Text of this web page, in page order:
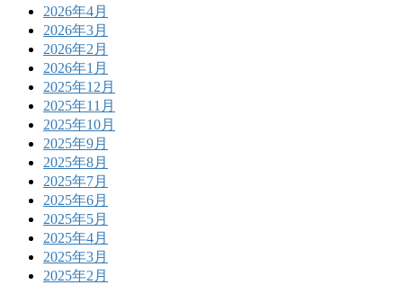
2026年4月
2026年3月
2026年2月
2026年1月
2025年12月
2025年11月
2025年10月
2025年9月
2025年8月
2025年7月
2025年6月
2025年5月
2025年4月
2025年3月
2025年2月